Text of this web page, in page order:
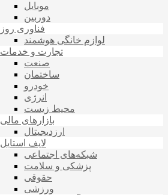
موبایل
دوربین
فناوری روز
لوازم خانگی هوشمند
تجارت و خدمات
صنعت
ساختمان
خودرو
انرژی
محیط زیست
بازارهای مالی
ارزدیجیتال
لایف استایل
شبکه‌های اجتماعی
پزشکی و سلامت
حقوقی
ورزشی